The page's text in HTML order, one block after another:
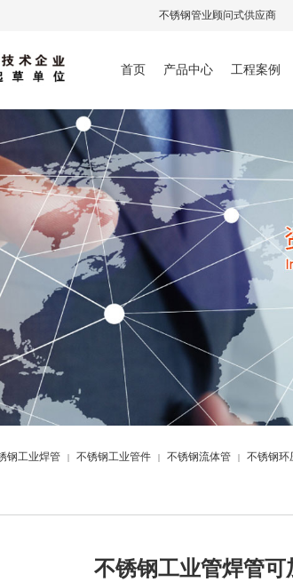
不锈钢管业顾问式供应商
首页 产品中心 工程案例
钢工业焊管 | 不锈钢工业管件 | 不锈钢流体管 | 不锈钢环
不锈钢工业管焊管